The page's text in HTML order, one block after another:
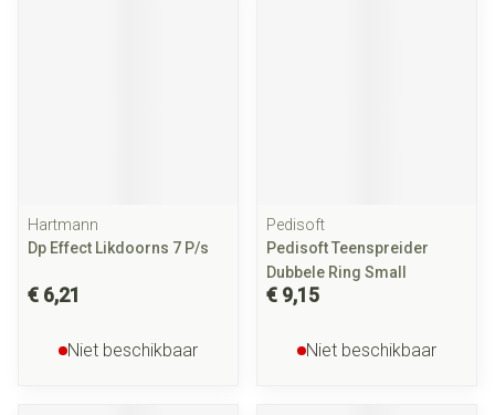
Hartmann
Dp Effect Likdoorns 7 P/s
€ 6,21
Niet beschikbaar
Pedisoft
Pedisoft Teenspreider
Dubbele Ring Small
€ 9,15
Niet beschikbaar